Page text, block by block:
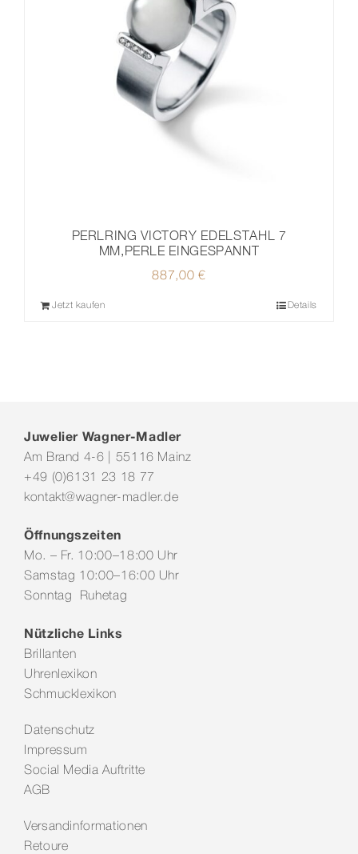
PERLRING VICTORY EDELSTAHL 7
MM,PERLE EINGESPANNT
887,00 €
Jetzt kaufen Details
Juwelier Wagner-Madler
Am Brand 4-6 | 55116 Mainz
+49 (0)6131 23 18 77
kontakt@wagner-madler.de
Öffnungszeiten
Mo. – Fr. 10:00–18:00 Uhr
Samstag 10:00–16:00 Uhr
Sonntag Ruhetag
Nützliche Links
Brillanten
Uhrenlexikon
Schmucklexikon
Datenschutz
Impressum
Social Media Auftritte
AGB
Versandinformationen
Retoure